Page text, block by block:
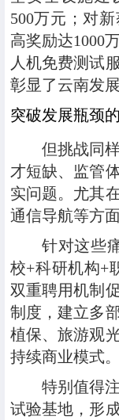
500万元；对
高奖励达1000
人机免费测试
彰显了云南发
突破发展瓶颈
但挑战同
才短缺、监管
实问题。尤其
通信导航等方
针对这些
校+科研机构+
双重聘用机制
制度，建立多
植保、旅游观
持续商业模式。
特别值得
试验基地，形